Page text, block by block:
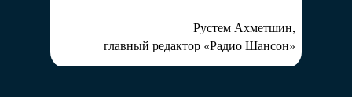
Рустем Ахметшин,
главный редактор «Радио Шансон»